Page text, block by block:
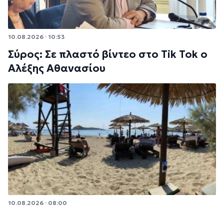
10.08.2026 · 10:53
Σύρος: Σε πλαστό βίντεο στο Tik Tok ο
Αλέξης Αθανασίου
10.08.2026 · 08:00